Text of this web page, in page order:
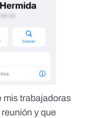
mis trabajadoras
y que